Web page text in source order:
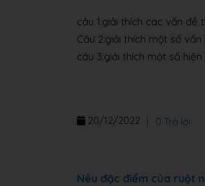
câu 1:giải thích các vấn
Câu 2:giải thích một số
câu 3:giải thích một số
20/12/2022 0 Trả lời
Nêu đặc điểm của ruột